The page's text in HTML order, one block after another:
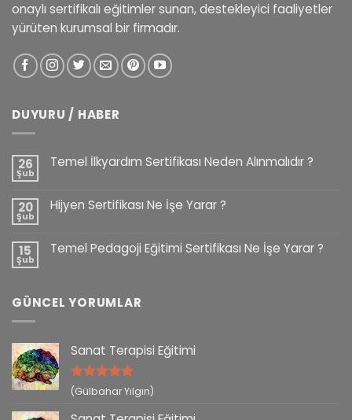
onaylı sertifikalı eğitimler sunan, destekleyici faaliyetler
yürüten kurumsal bir firmadır.
DUYURU / HABER
26
Şub
Temel İlkyardım Sertifikası Neden Alınmalıdır ?
20
Şub
Hijyen Sertifikası Ne İşe Yarar ?
15
Şub
Temel Pedagoji Eğitimi Sertifikası Ne İşe Yarar ?
GÜNCEL YORUMLAR
Sanat Terapisi Eğitimi
5 üzerinden
(Gülbahar Yılgın)